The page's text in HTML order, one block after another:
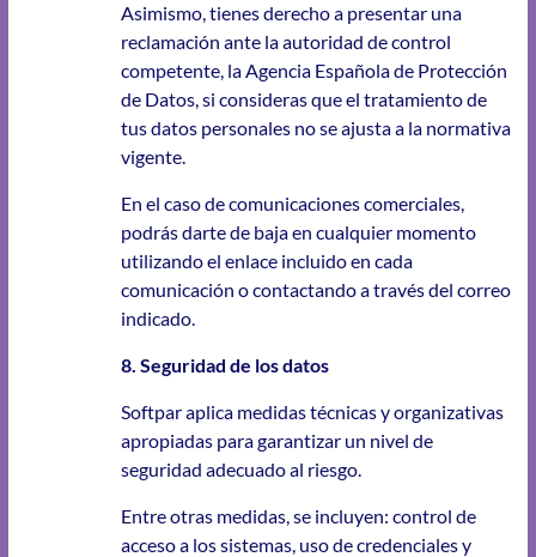
Asimismo, tienes derecho a presentar una
reclamación ante la autoridad de control
competente, la Agencia Española de Protección
de Datos, si consideras que el tratamiento de
tus datos personales no se ajusta a la normativa
vigente.
En el caso de comunicaciones comerciales,
podrás darte de baja en cualquier momento
utilizando el enlace incluido en cada
comunicación o contactando a través del correo
indicado.
8. Seguridad de los datos
Softpar aplica medidas técnicas y organizativas
apropiadas para garantizar un nivel de
seguridad adecuado al riesgo.
Entre otras medidas, se incluyen: control de
acceso a los sistemas, uso de credenciales y